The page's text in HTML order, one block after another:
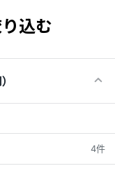
込む
4件